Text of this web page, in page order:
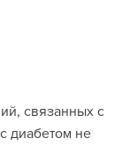
связанных с
диабетом не